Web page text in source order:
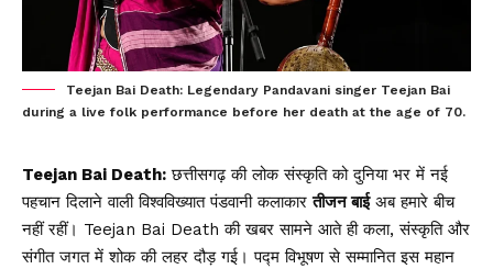
Teejan Bai Death: Legendary Pandavani singer Teejan Bai
during a live folk performance before her death at the age of 70.
Teejan Bai Death: छत्तीसगढ़ की लोक संस्कृति को दुनिया भर में नई
पहचान दिलाने वाली विश्वविख्यात पंडवानी कलाकारतीजन बाईअब हमारे बीच
नहीं रहीं। Teejan Bai Death की खबर सामने आते ही कला, संस्कृति और
संगीत जगत में शोक की लहर दौड़ गई। पद्म विभूषण से सम्मानित इस महान